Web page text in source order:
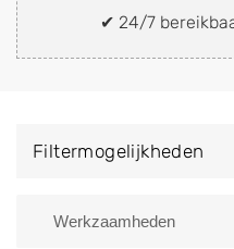
✔ 24/7
demontagebedrijf in de
naar de sloop of deze
van Prinsenbeek en
Zoekt u liever naar een
Filtermogelijkheden